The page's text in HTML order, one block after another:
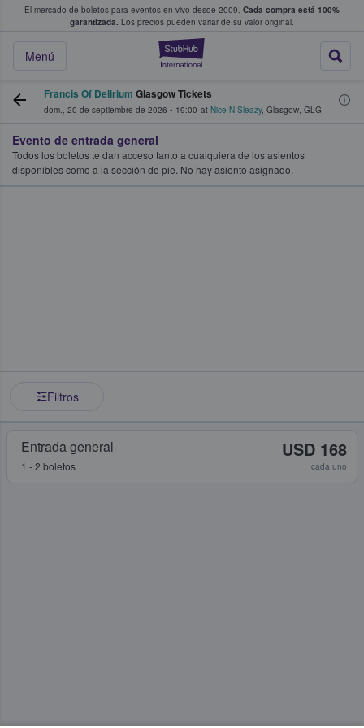
El mercado de boletos para eventos en vivo desde 2009. Cada compra está 100%
garantizada. Los precios pueden variar de su valor original.
StubHub: donde
Menú
fans compran y venden boletos
Francis Of Delirium Glasgow Tickets
dom., 20 de septiembre de 2026 • 19:00 at Nice N Sleazy, Glasgow, GLG
Evento de entrada general
Todos los boletos te dan acceso tanto a cualquiera de los asientos
disponibles como a la sección de pie. No hay asiento asignado.
Filtros
Entrada general
1 - 2 boletos
USD 168
cada uno